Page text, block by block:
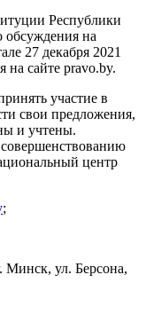
Республики
обсуждения на
27 декабря 2021
на сайте pravo.by.
участие в
свои предложения,
и учтены.
центр
;
Минск, ул. Берсона,